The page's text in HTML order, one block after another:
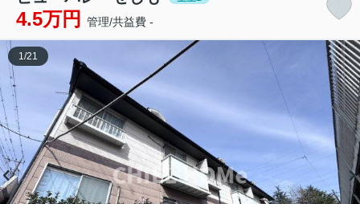
4.5万円 管理/共益費 -
1/21